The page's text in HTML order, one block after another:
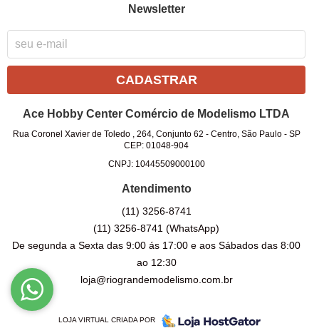
Newsletter
CADASTRAR
Ace Hobby Center Comércio de Modelismo LTDA
Rua Coronel Xavier de Toledo , 264, Conjunto 62 - Centro, São Paulo- SP
CEP: 01048-904
CNPJ: 10445509000100
Atendimento
(11) 3256-8741
(11) 3256-8741(WhatsApp)
De segunda a Sexta das 9:00 ás 17:00 e aos Sábados das 8:00
ao 12:30
loja@riograndemodelismo.com.br
LOJA VIRTUAL CRIADA POR